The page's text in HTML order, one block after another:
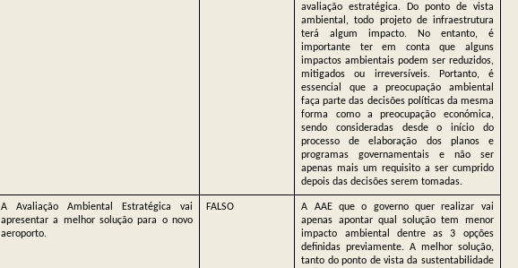
avaliação estratégica. Do ponto de vista
ambiental, todo projeto de infraestrutura
terá algum impacto. No entanto, é
importante ter em conta que alguns
impactos ambientais podem ser reduzidos,
mitigados ou irreversíveis. Portanto, é
essencial que a preocupação ambiental
faça parte das decisões políticas da mesma
forma como a preocupação económica,
sendo consideradas desde o início do
processo de elaboração dos planos e
programas governamentais e não ser
apenas mais um requisito a ser cumprido
depois das decisões serem tomadas.
A Avaliação Ambiental Estratégica vai
apresentar a melhor solução para o novo
aeroporto.
FALSO
A AAE que o governo quer realizar vai
apenas apontar qual solução tem menor
impacto ambiental dentre as 3 opções
definidas previamente. A melhor solução,
tanto do ponto de vista da sustentabilidade